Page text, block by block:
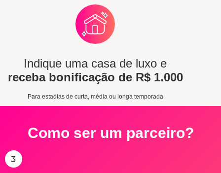
Indique uma casa de luxo e
receba bonificação de R$ 1.000
Para estadias de curta, média ou longa temporada
Como ser um parceiro?